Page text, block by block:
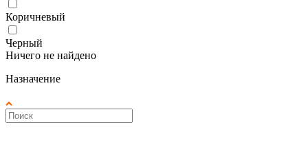
Коричневый
Черный
Ничего не найдено
Назначение